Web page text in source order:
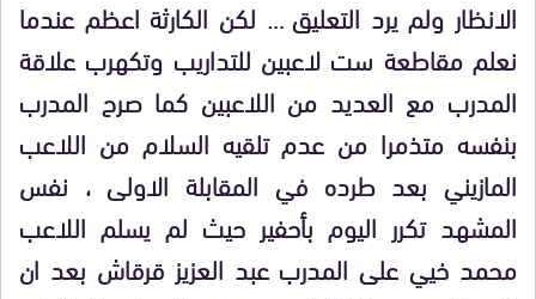
الانظار ولم يرد التعليق … لكن الكارثة اعظم عندما
نعلم مقاطعة ست لاعبين للتداريب وتكهرب علاقة
المدرب مع العديد من اللاعبين كما صرح المدرب
بنفسه متذمرا من عدم تلقيه السلام من اللاعب
المازيني بعد طرده في المقابلة الاولى ، نفس
المشهد تكرر اليوم بأحفير حيث لم يسلم اللاعب
محمد خيي على المدرب عبد العزيز قرقاش بعد ان